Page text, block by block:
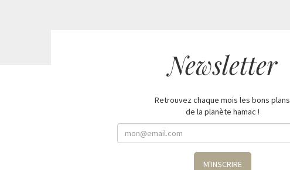
Newsletter
Retrouvez chaque mois les bons plans
de la planète hamac !
M'INSCRIRE